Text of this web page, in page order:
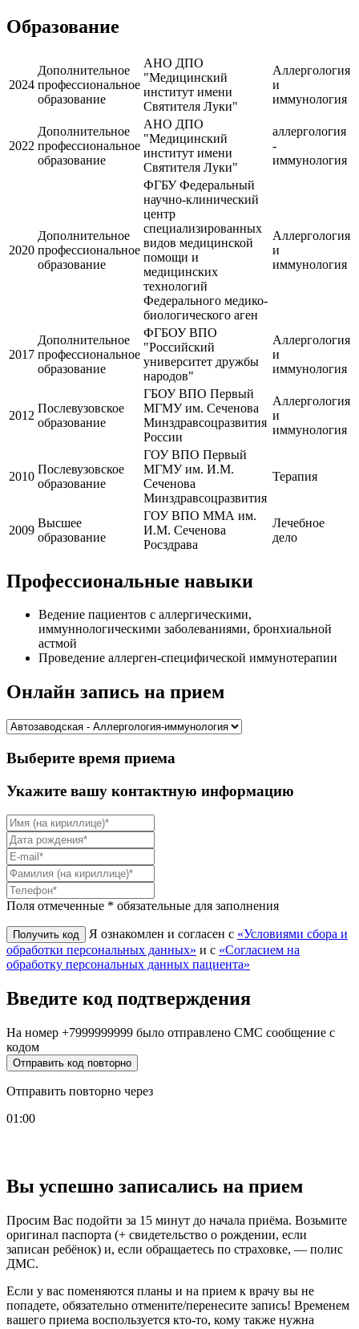
Образование
2024
Дополнительное
профессиональное
образование
АНО ДПО
"Медицинский
институт имени
Святителя Луки"
Аллергология
и
иммунология
2022
Дополнительное
профессиональное
образование
АНО ДПО
"Медицинский
институт имени
Святителя Луки"
аллергология
-
иммунология
2020
Дополнительное
профессиональное
образование
ФГБУ Федеральный
научно-клинический
центр
специализированных
видов медицинской
помощи и
медицинских
технологий
Федерального медико-
биологического аген
Аллергология
и
иммунология
2017
Дополнительное
профессиональное
образование
ФГБОУ ВПО
"Российский
университет дружбы
народов"
Аллергология
и
иммунология
2012
Послевузовское
образование
ГБОУ ВПО Первый
МГМУ им. Сеченова
Минздравсоцразвития
России
Аллергология
и
иммунология
2010
Послевузовское
образование
ГОУ ВПО Первый
МГМУ им. И.М.
Сеченова
Минздравсоцразвития
Терапия
2009
Высшее
образование
ГОУ ВПО ММА им.
И.М. Сеченова
Росздрава
Лечебное
дело
Профессиональные навыки
Ведение пациентов с аллергическими,
иммуннологическими заболеваниями, бронхиальной
астмой
Проведение аллерген-специфической иммунотерапии
Онлайн запись на прием
Выберите время приема
Укажите вашу контактную информацию
Поля отмеченные * обязательные для заполнения
Я ознакомлен и согласен с «Условиями сбора и
обработки персональных данных» и с «Согласием на
обработку персональных данных пациента»
Введите код подтверждения
На номер +7999999999 было отправлено СМС сообщение с
кодом
Отправить код повторно
Отправить повторно через
01:00
Вы успешно записались на прием
Просим Вас подойти за 15 минут до начала приёма. Возьмите
оригинал паспорта (+ свидетельство о рождении, если
записан ребёнок) и, если обращаетесь по страховке, — полис
ДМС.
Если у вас поменяются планы и на прием к врачу вы не
попадете, обязательно отмените/перенесите запись! Временем
вашего приема воспользуется кто-то, кому также нужна